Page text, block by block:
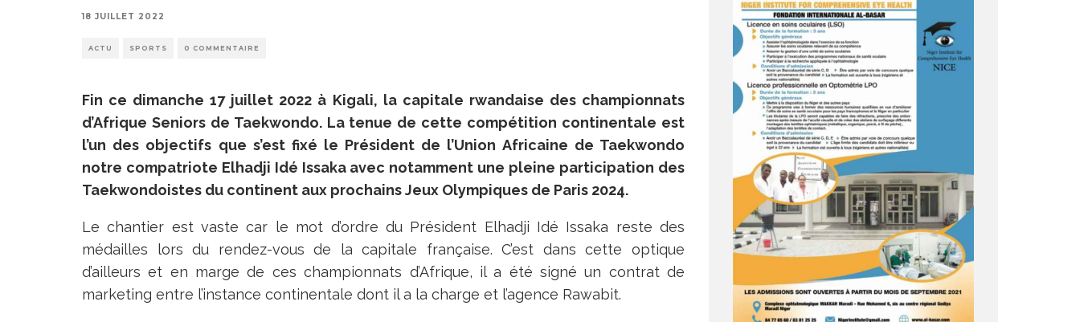
18 JUILLET 2022
ACTU SPORTS 0 COMMENTAIRE
Fin ce dimanche 17 juillet 2022 à Kigali, la capitale rwandaise des championnats
d’Afrique Seniors de Taekwondo. La tenue de cette compétition continentale est
l’un des objectifs que s’est fixé le Président de l’Union Africaine de Taekwondo
notre compatriote Elhadji Idé Issaka avec notamment une pleine participation des
Taekwondoistes du continent aux prochains Jeux Olympiques de Paris 2024.
Le chantier est vaste car le mot d’ordre du Président Elhadji Idé Issaka reste des
médailles lors du rendez-vous de la capitale française. C’est dans cette optique
d’ailleurs et en marge de ces championnats d’Afrique, il a été signé un contrat de
marketing entre l’instance continentale dont il a la charge et l’agence Rawabit.